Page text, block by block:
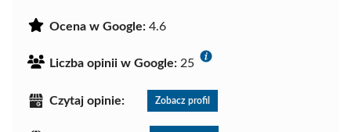
Ocena w Google: 4.6
Liczba opinii w Google: 25
Czytaj opinie: Zobacz profil